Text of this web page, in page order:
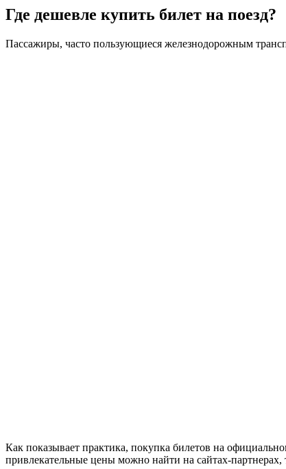
Где дешевле купить билет на поезд?
Пассажиры, часто пользующиеся железнодорожным
Как показывает практика, покупка билетов на
привлекательные цены можно найти на сайтах-партнерах,